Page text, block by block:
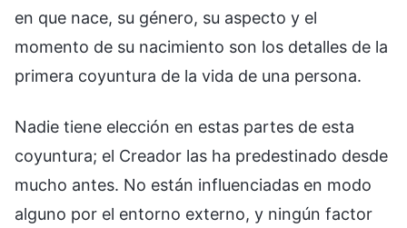
en que nace, su género, su aspecto y el
momento de su nacimiento son los detalles de la
primera coyuntura de la vida de una persona.
Nadie tiene elección en estas partes de esta
coyuntura; el Creador las ha predestinado desde
mucho antes. No están influenciadas en modo
alguno por el entorno externo, y ningún factor